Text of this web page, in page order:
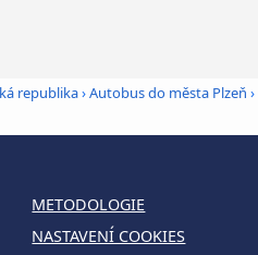
republika›Autobus do města Plzeň ›
METODOLOGIE
NASTAVENÍ COOKIES